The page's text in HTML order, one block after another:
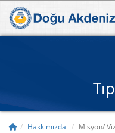
Hakkımızda Misyon/